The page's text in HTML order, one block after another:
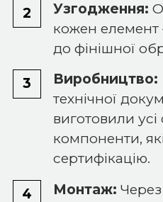
Узгодження:
кожен
до фінішної
Виробництво:
технічної
виготовили усі
компоненти,
сертифікацію.
Монтаж: Через